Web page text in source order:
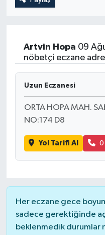
Artvin Hopa 09
nöbetçi eczane
Uzun Eczanesi
ORTA HOPA MAH.
NO:174 D8
Yol Tarifi Al 0
Her eczane gece
sadece gerektiğinde
beklenmedik durumlar